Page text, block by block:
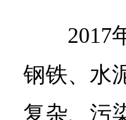
2017
钢铁、水
复杂、污